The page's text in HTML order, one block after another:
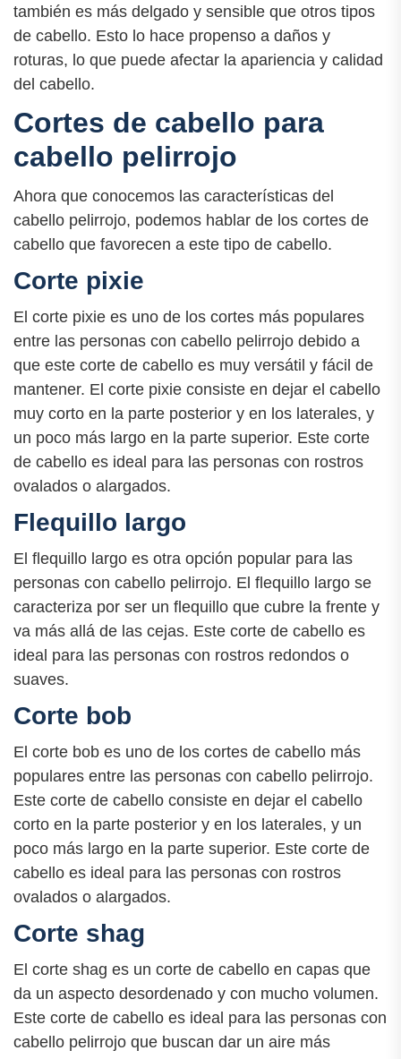
también es más delgado y sensible que otros tipos
de cabello. Esto lo hace propenso a daños y
roturas, lo que puede afectar la apariencia y calidad
del cabello.
Cortes de cabello para
cabello pelirrojo
Ahora que conocemos las características del
cabello pelirrojo, podemos hablar de los cortes de
cabello que favorecen a este tipo de cabello.
Corte pixie
El corte pixie es uno de los cortes más populares
entre las personas con cabello pelirrojo debido a
que este corte de cabello es muy versátil y fácil de
mantener. El corte pixie consiste en dejar el cabello
muy corto en la parte posterior y en los laterales, y
un poco más largo en la parte superior. Este corte
de cabello es ideal para las personas con rostros
ovalados o alargados.
Flequillo largo
El flequillo largo es otra opción popular para las
personas con cabello pelirrojo. El flequillo largo se
caracteriza por ser un flequillo que cubre la frente y
va más allá de las cejas. Este corte de cabello es
ideal para las personas con rostros redondos o
suaves.
Corte bob
El corte bob es uno de los cortes de cabello más
populares entre las personas con cabello pelirrojo.
Este corte de cabello consiste en dejar el cabello
corto en la parte posterior y en los laterales, y un
poco más largo en la parte superior. Este corte de
cabello es ideal para las personas con rostros
ovalados o alargados.
Corte shag
El corte shag es un corte de cabello en capas que
da un aspecto desordenado y con mucho volumen.
Este corte de cabello es ideal para las personas con
cabello pelirrojo que buscan dar un aire más